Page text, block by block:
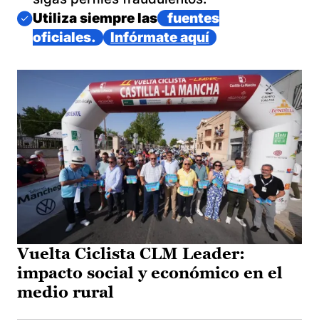
Imagen
Utiliza siempre las
fuentes
oficiales.
Infórmate aquí
Vuelta Ciclista CLM Leader:
impacto social y económico en el
medio rural